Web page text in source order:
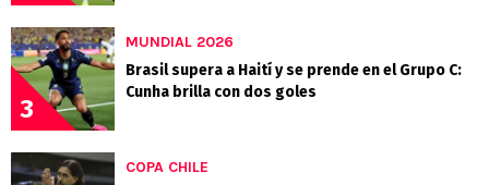
3
MUNDIAL 2026
Brasil supera a Haití y se prende en el Grupo C:
Cunha brilla con dos goles
COPA CHILE